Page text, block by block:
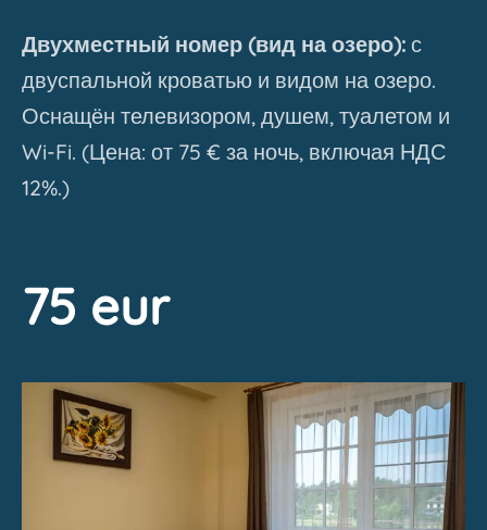
Двухместный номер (вид на озеро): с
двуспальной кроватью и видом на озеро.
Оснащён телевизором, душем, туалетом и
Wi-Fi. (Цена: от 75 € за ночь, включая НДС
12%.)
75 eur